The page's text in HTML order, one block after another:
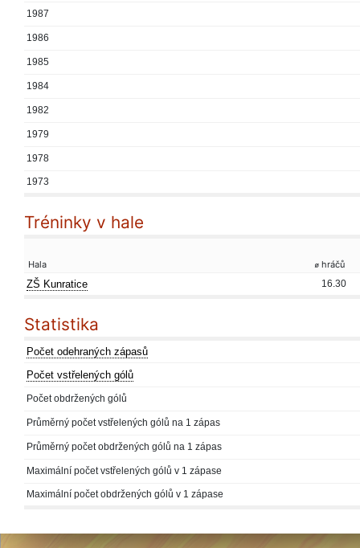
1987
1986
1985
1984
1982
1979
1978
1973
Tréninky v hale
Hala ⌀ hráčů
ZŠ Kunratice 16.30
Statistika
Počet odehraných zápasů
Počet vstřelených gólů
Počet obdržených gólů
Průměrný počet vstřelených gólů na 1 zápas
Průměrný počet obdržených gólů na 1 zápas
Maximální počet vstřelených gólů v 1 zápase
Maximální počet obdržených gólů v 1 zápase